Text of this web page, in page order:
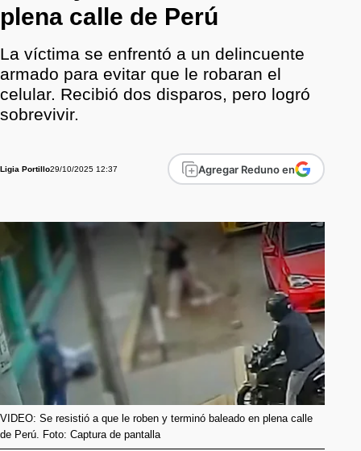
plena calle de Perú
La víctima se enfrentó a un delincuente
armado para evitar que le robaran el
celular. Recibió dos disparos, pero logró
sobrevivir.
Ligia Portillo29/10/2025 12:37 Agregar Reduno en
VIDEO: Se resistió a que le roben y terminó baleado en plena calle
de Perú. Foto: Captura de pantalla